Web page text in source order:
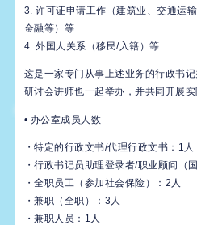
3. 许可证申请工作（建筑业、交通运
金融等）等
4. 外国人关系（移民/入籍）等
这是一家专门从事上述业务的行政书记
研讨会讲师也一起举办，并共同开展实
• 办公室成员人数
・特定的行政文书/代理行政文书：1人
・行政书记员助理登录者/职业顾问（
・全职员工（参加社会保险）：2人
・兼职（全职）：3人
・兼职人员：1人